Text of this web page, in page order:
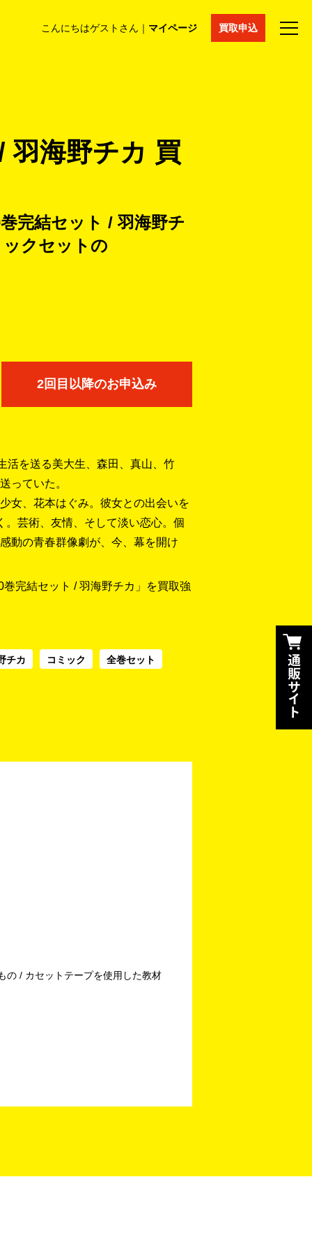
こんにちはゲストさん｜ マイページ 買取申込
コラム マイページ 採用情報 通販サイト
羽海野チカ 買
完結セット / 羽海野チ
クセットの
2回目以降のお申込み
活を送る美大生、森田、真山、竹
っていた。
女、花本はぐみ。彼女との出会いを
芸術、友情、そして淡い恋心。個
動の青春群像劇が、今、幕を開け
完結セット / 羽海野チカ」を買取強
チカ コミック 全巻セット
の / カセットテープを使用した教材